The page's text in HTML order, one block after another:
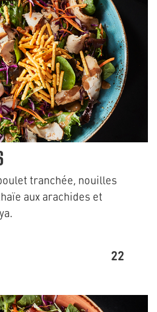
tranchée, nouilles
aux arachides et
22